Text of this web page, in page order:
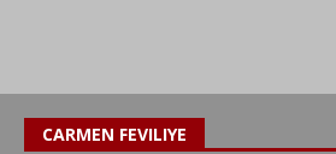
CARMEN FEVILIYE